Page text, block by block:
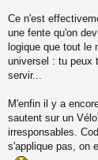
Ce n'est
une fente qu'on
logique que tout le
universel : tu peux
servir...
M'enfin il y a
sautent sur un
irresponsables.
s'applique pas, on